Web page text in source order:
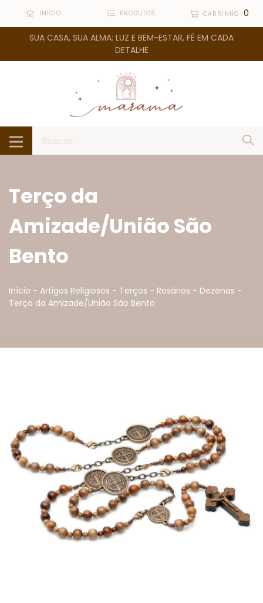
INÍCIO PRODUTOS CARRINHO 0
SUA CASA, SUA ALMA: LUZ E BEM-ESTAR, FÉ EM CADA
DETALHE
Terço da
Amizade/União São
Bento
Início - Artigos Religiosos - Terços - Rosários - Dezenas -
Terço da Amizade/União São Bento